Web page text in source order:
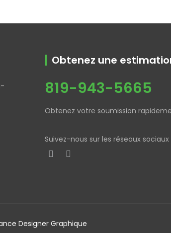
Obtenez une
819-943-5665
Obtenez votre soumission
Suivez-nous sur les réseaux sociaux
Designer Graphique